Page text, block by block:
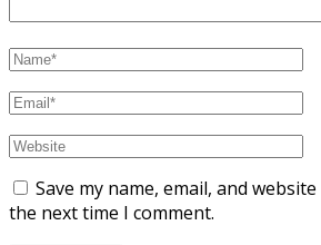
Save my name, email, and
the next time I comment.